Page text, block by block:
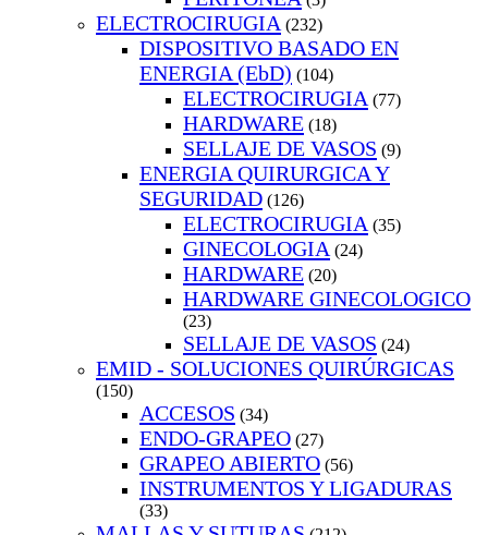
ELECTROCIRUGIA (232)
DISPOSITIVO BASADO EN
ENERGIA (EbD) (104)
ELECTROCIRUGIA (77)
HARDWARE (18)
SELLAJE DE VASOS (9)
ENERGIA QUIRURGICA Y
SEGURIDAD (126)
ELECTROCIRUGIA (35)
GINECOLOGIA (24)
HARDWARE (20)
HARDWARE GINECOLOGICO
(23)
SELLAJE DE VASOS (24)
EMID - SOLUCIONES QUIRÚRGICAS
(150)
ACCESOS (34)
ENDO-GRAPEO (27)
GRAPEO ABIERTO (56)
INSTRUMENTOS Y LIGADURAS
(33)